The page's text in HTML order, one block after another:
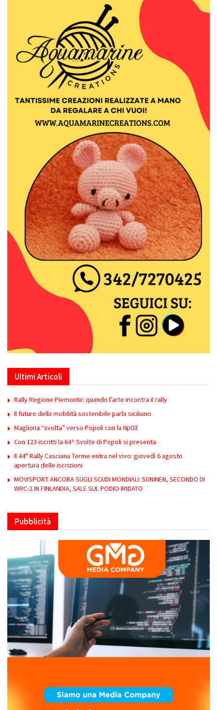
Ultimi Articoli
Rally Regione Piemonte: quando l’arte incontra il rally
Il futuro della mobilità sostenibile parla siciliano
Magliona “svolta” verso Popoli con la Np03
Con 123 iscritti la 64^ Svolte di Popoli si presenta
Il 44° Rally Casciana Terme entra nel vivo: giovedì 6 agosto
apertura delle iscrizioni
MOVISPORT ANCORA SUGLI SCUDI MONDIALI: SUNINEN, SECONDO DI
WRC-2 IN FINLANDIA, SALE SUL PODIO IRIDATO
Pubblicità